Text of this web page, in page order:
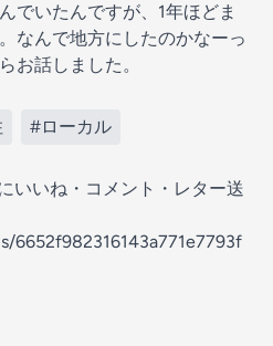
でいたんですが、1年ほどま
なんで地方にしたのかなーっ
お話しました。
#ローカル
いいね・コメント・レター送
6652f982316143a771e7793f